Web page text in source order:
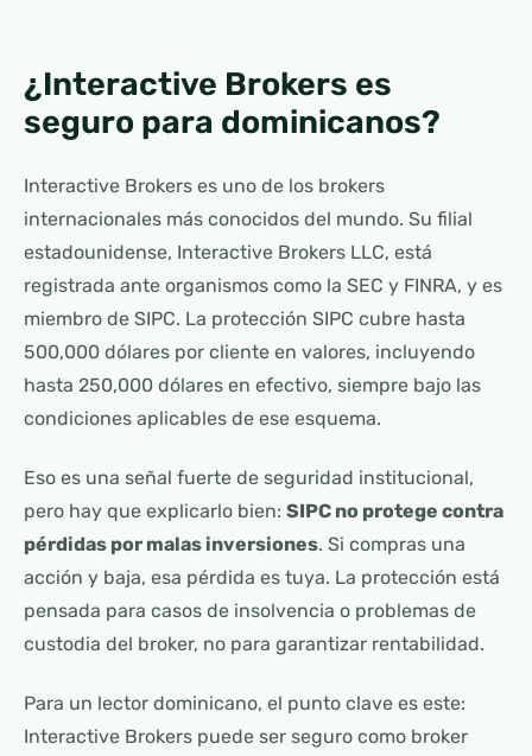
¿Interactive Brokers es
seguro para dominicanos?
Interactive Brokers es uno de los brokers
internacionales más conocidos del mundo. Su filial
estadounidense, Interactive Brokers LLC, está
registrada ante organismos como la SEC y FINRA, y es
miembro de SIPC. La protección SIPC cubre hasta
500,000 dólares por cliente en valores, incluyendo
hasta 250,000 dólares en efectivo, siempre bajo las
condiciones aplicables de ese esquema.
Eso es una señal fuerte de seguridad institucional,
pero hay que explicarlo bien: SIPC no protege contra
pérdidas por malas inversiones. Si compras una
acción y baja, esa pérdida es tuya. La protección está
pensada para casos de insolvencia o problemas de
custodia del broker, no para garantizar rentabilidad.
Para un lector dominicano, el punto clave es este:
Interactive Brokers puede ser seguro como broker